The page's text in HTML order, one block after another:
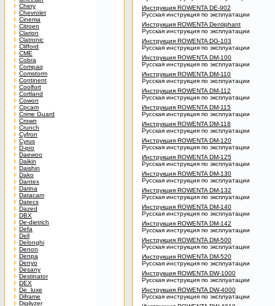
Chery
Chevrolet
Cinema
Citroen
Clarion
Clatronic
Clifford
CME
Cobra
Compaq
Comstorm
Continent
Coolfort
Cortland
Cowon
Cpcam
Crime Guard
Crown
Crunch
Cyfron
Cyrus
D-pro
Daewoo
Daikin
Daishin
Dako
Dantex
Darina
Datacam
Datecs
Dazed
DBX
De-dietrich
Defa
Dell
Delonghi
Denon
Denpa
Denyo
Desany
Destinator
DEX
De_luxe
Diframe
Digilyzer
Инструкция ROWENTA DE-902
Русская инструкция по эксплуатации
Инструкция ROWENTA Dentiphant
Русская инструкция по эксплуатации
Инструкция ROWENTA DG-103
Русская инструкция по эксплуатации
Инструкция ROWENTA DM-100
Русская инструкция по эксплуатации
Инструкция ROWENTA DM-110
Русская инструкция по эксплуатации
Инструкция ROWENTA DM-112
Русская инструкция по эксплуатации
Инструкция ROWENTA DM-115
Русская инструкция по эксплуатации
Инструкция ROWENTA DM-118
Русская инструкция по эксплуатации
Инструкция ROWENTA DM-120
Русская инструкция по эксплуатации
Инструкция ROWENTA DM-125
Русская инструкция по эксплуатации
Инструкция ROWENTA DM-130
Русская инструкция по эксплуатации
Инструкция ROWENTA DM-132
Русская инструкция по эксплуатации
Инструкция ROWENTA DM-140
Русская инструкция по эксплуатации
Инструкция ROWENTA DM-142
Русская инструкция по эксплуатации
Инструкция ROWENTA DM-500
Русская инструкция по эксплуатации
Инструкция ROWENTA DM-520
Русская инструкция по эксплуатации
Инструкция ROWENTA DW-1000
Русская инструкция по эксплуатации
Инструкция ROWENTA DW-4000
Русская инструкция по эксплуатации